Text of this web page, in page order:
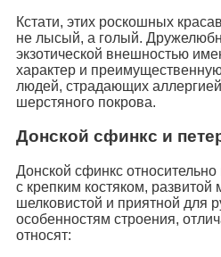
Кстати, этих роскошных
не лысый, а голый.
экзотической внешностью
характер и
людей, страдающих
шерстяного покрова.
Донской сфинкс и
Донской сфинкс
с крепким костяком, развитой
шелковистой и приятной для
особенностям строения,
относят: